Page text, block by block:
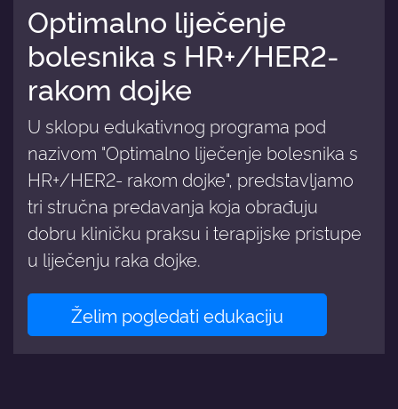
Optimalno liječenje
bolesnika s HR+/HER2-
rakom dojke
U sklopu edukativnog programa pod
nazivom "Optimalno liječenje bolesnika s
HR+/HER2- rakom dojke", predstavljamo
tri stručna predavanja koja obrađuju
dobru kliničku praksu i terapijske pristupe
u liječenju raka dojke.
Želim pogledati edukaciju